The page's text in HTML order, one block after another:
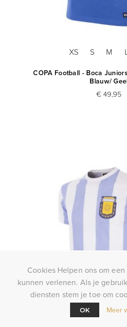
XS S M
COPA Football - Boca
Blauw/
€ 49,95
Cookies Helpen ons om
kunnen verlenen. Als je
diensten stem je toe om
OK Meer